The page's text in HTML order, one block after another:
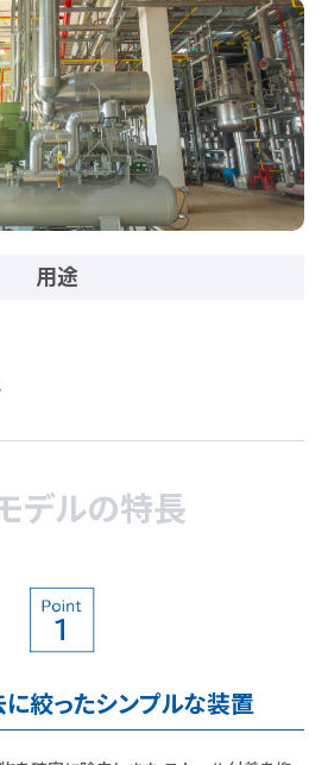
用途
デルの特長
絞ったシンプルな装置